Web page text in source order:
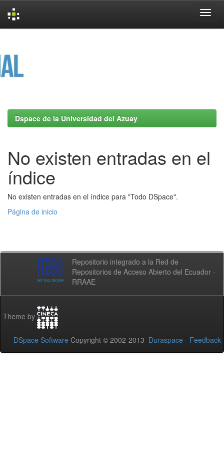
Dspace de la Universidad del Azuay
No existen entradas en el
índice
No existen entradas en el índice para "Todo DSpace".
Página de inicio
Repositorio integrado a la Red de
Repositorios de Acceso Abierto del Ecuador -
RRAAE
Theme by
DSpace Software Copyright © 2002-2013 Duraspace - Feedback